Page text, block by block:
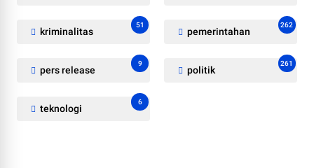
kriminalitas
51
pemerintahan
262
pers release
9
politik
261
teknologi
6